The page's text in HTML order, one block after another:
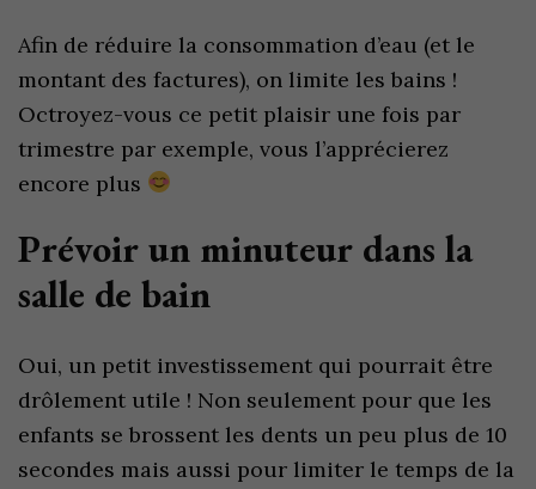
Afin de réduire la consommation d’eau (et le
montant des factures), on limite les bains !
Octroyez-vous ce petit plaisir une fois par
trimestre par exemple, vous l’apprécierez
encore plus
Prévoir un minuteur dans la
salle de bain
Oui, un petit investissement qui pourrait être
drôlement utile ! Non seulement pour que les
enfants se brossent les dents un peu plus de 10
secondes mais aussi pour limiter le temps de la